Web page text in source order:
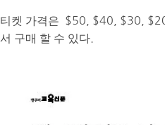
티켓 가격은 $50, $40, $30,
서 구매 할 수 있다.